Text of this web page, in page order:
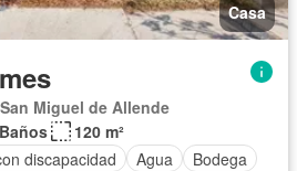
Casa
Miguel de Allende
120 m²
discapacidad
Agua
Bodega